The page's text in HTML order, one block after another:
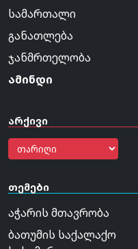
სამართალი
განათლება
ჯანმრთელობა
ამინდი
არქივი
თემები
აჭარის მთავრობა
ბათუმის საქალაქო